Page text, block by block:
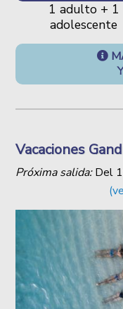
1 adulto + 1
adolescente
Vacaciones
Próxima salida:Del